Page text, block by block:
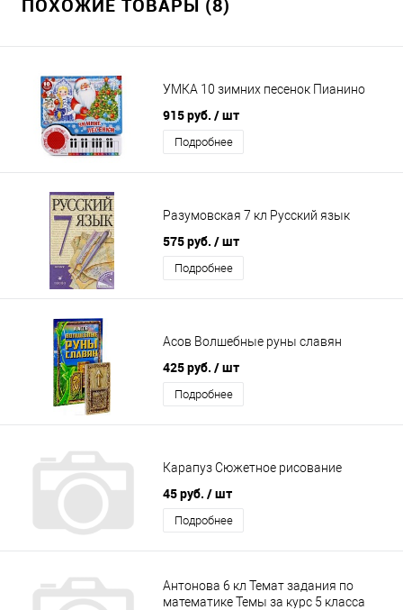
ПОХОЖИЕ ТОВАРЫ (8)
УМКА 10 зимних песенок Пианино
915 руб. / шт
Подробнее
Разумовская 7 кл Русский язык
575 руб. / шт
Подробнее
Асов Волшебные руны славян
425 руб. / шт
Подробнее
Карапуз Сюжетное рисование
45 руб. / шт
Подробнее
Антонова 6 кл Темат задания по
математике Темы за курс 5 класса